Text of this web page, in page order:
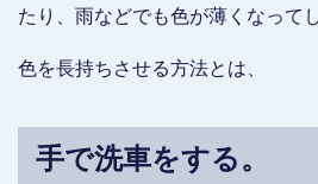
たり、雨などでも色が薄くなって
色を長持ちさせる方法とは、
手で洗車をする。